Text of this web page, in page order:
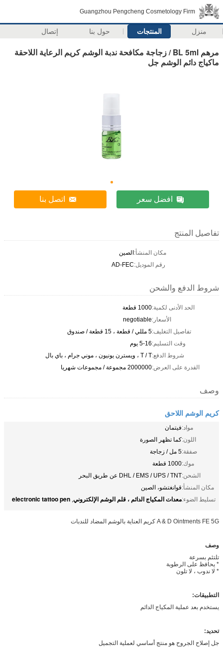
Guangzhou Pengcheng Cosmetology Firm
منزل المنتجات حول بنا إتصال
مرهم BL 5ml / زجاجة مكافحة ندبة الوشم كريم الرعاية اللاحقة
ماكياج دائم الوشم جل
افضل سعر اتصل بنا
تفاصيل المنتج
مكان المنشأ:الصين
رقم الموديل:AD-FEC
شروط الدفع والشحن
الحد الأدنى لكمية:1000 قطعة
الأسعار:negotiable
تفاصيل التغليف:5 مللي / قطعة ، 15 قطعة / صندوق
وقت التسليم:5-16 يوم
شروط الدفع:T / T ، ويسترن يونيون ، موني جرام ، باي بال
القدرة على العرض:2000000 مجموعة / مجموعات شهريا
وصف
كريم الوشم اللاحق
مواد:فيتمان
اللون:كما تظهر الصورة
صفقة:5 مل / زجاجة
موك:1000 قطعة
الشحن:DHL / EMS / UPS / TNT عن طريق البحر
مكان المنشأ:قوانغتشو، الصين
تسليط الضوء:معدات المكياج الدائم ، قلم الوشم الإلكتروني,
electronic tattoo pen
A & D Ointments FE 5G كريم العناية بالوشم المضاد للندبات
وصف
تلتئم بسرعة
* يحافظ على الرطوبة
* لا ندوب ، لا تلون
التطبيقات:
يستخدم بعد عملية المكياج الدائم
تحديد:
جل إصلاح الجروح هو منتج أساسي لعملية التجميل